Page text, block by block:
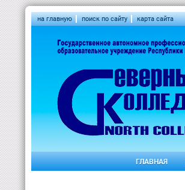
на главную поиск по сайту карта сайта
ГЛАВНАЯ